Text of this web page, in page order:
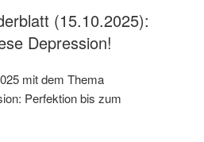
(15.10.2025):
Depression!
mit dem Thema
Perfektion bis zum